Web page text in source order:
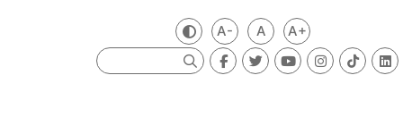
Zmień kontrast
A-Mniejsza czcionka
ADomyślna czcionka
A+Większa
Szukaj